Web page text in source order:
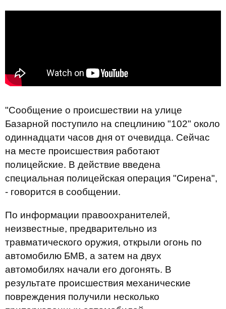
"Сообщение о происшествии на улице
Базарной поступило на спецлинию "102" около
одиннадцати часов дня от очевидца. Сейчас
на месте происшествия работают
полицейские. В действие введена
специальная полицейская операция "Сирена",
- говорится в сообщении.
По информации правоохранителей,
неизвестные, предварительно из
травматического оружия, открыли огонь по
автомобилю БМВ, а затем на двух
автомобилях начали его догонять. В
результате происшествия механические
повреждения получили несколько